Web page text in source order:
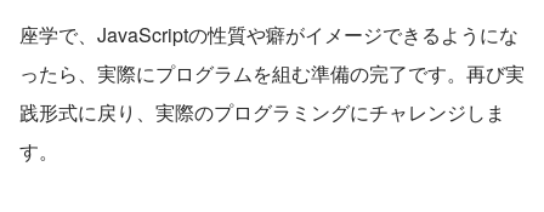
座学で、JavaScriptの性質や癖がイメージできるようにな
ったら、実際にプログラムを組む準備の完了です。再び実
践形式に戻り、実際のプログラミングにチャレンジしま
す。